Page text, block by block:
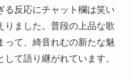
る反応にチャット欄は笑い
りました。普段の上品な歌
って、綺音れむの新たな魅
て語り継がれています。